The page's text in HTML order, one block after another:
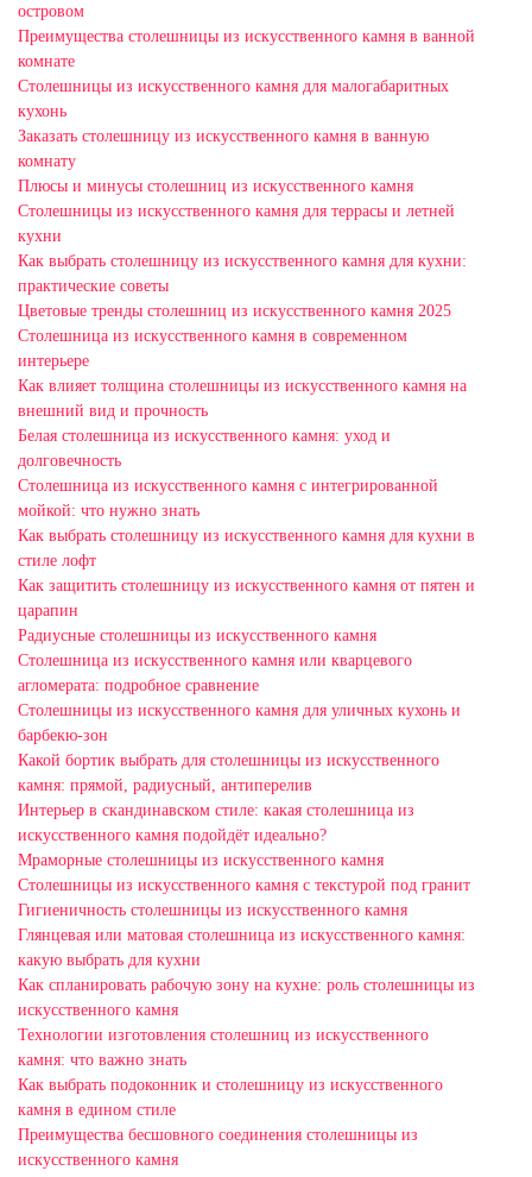
островом
Преимущества столешницы из искусственного камня в ванной
комнате
Столешницы из искусственного камня для малогабаритных
кухонь
Заказать столешницу из искусственного камня в ванную
комнату
Плюсы и минусы столешниц из искусственного камня
Столешницы из искусственного камня для террасы и летней
кухни
Как выбрать столешницу из искусственного камня для кухни:
практические советы
Цветовые тренды столешниц из искусственного камня 2025
Столешница из искусственного камня в современном
интерьере
Как влияет толщина столешницы из искусственного камня на
внешний вид и прочность
Белая столешница из искусственного камня: уход и
долговечность
Столешница из искусственного камня с интегрированной
мойкой: что нужно знать
Как выбрать столешницу из искусственного камня для кухни в
стиле лофт
Как защитить столешницу из искусственного камня от пятен и
царапин
Радиусные столешницы из искусственного камня
Столешница из искусственного камня или кварцевого
агломерата: подробное сравнение
Столешницы из искусственного камня для уличных кухонь и
барбекю-зон
Какой бортик выбрать для столешницы из искусственного
камня: прямой, радиусный, антиперелив
Интерьер в скандинавском стиле: какая столешница из
искусственного камня подойдёт идеально?
Мраморные столешницы из искусственного камня
Столешницы из искусственного камня с текстурой под гранит
Гигиеничность столешницы из искусственного камня
Глянцевая или матовая столешница из искусственного камня:
какую выбрать для кухни
Как спланировать рабочую зону на кухне: роль столешницы из
искусственного камня
Технологии изготовления столешниц из искусственного
камня: что важно знать
Как выбрать подоконник и столешницу из искусственного
камня в едином стиле
Преимущества бесшовного соединения столешницы из
искусственного камня